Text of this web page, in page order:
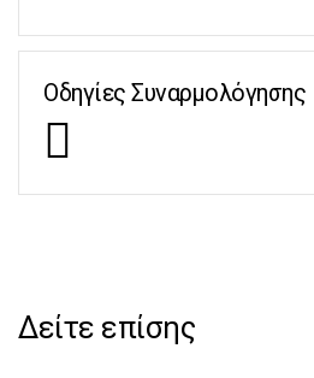
Οδηγίες Συναρμολόγησης
Δείτε επίσης